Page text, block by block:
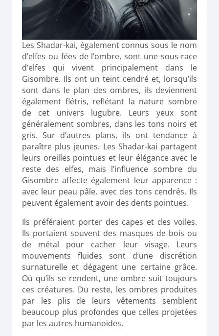
Les Shadar-kai, également connus sous le nom
d’elfes ou fées de l’ombre, sont une sous-race
d’elfes qui vivent principalement dans le
Gisombre. Ils ont un teint cendré et, lorsqu’ils
sont dans le plan des ombres, ils deviennent
également flétris, reflétant la nature sombre
de cet univers lugubre. Leurs yeux sont
généralement sombres, dans les tons noirs et
gris. Sur d’autres plans, ils ont tendance à
paraître plus jeunes. Les Shadar-kai partagent
leurs oreilles pointues et leur élégance avec le
reste des elfes, mais l’influence sombre du
Gisombre affecte également leur apparence :
avec leur peau pâle, avec des tons cendrés. Ils
peuvent également avoir des dents pointues.
Ils préféraient porter des capes et des voiles.
Ils portaient souvent des masques de bois ou
de métal pour cacher leur visage. Leurs
mouvements fluides sont d’une discrétion
surnaturelle et dégagent une certaine grâce.
Où qu’ils se rendent, une ombre suit toujours
ces créatures. Du reste, les ombres produites
par les plis de leurs vêtements semblent
beaucoup plus profondes que celles projetées
par les autres humanoïdes.